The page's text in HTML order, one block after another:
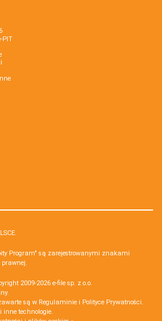
PIT
Program" są zarejestrowanymi znakami
prawnej.
2009-2026 e-file sp. z o.o.
są w Regulaminie i Polityce Prywatności.
inne technologie.